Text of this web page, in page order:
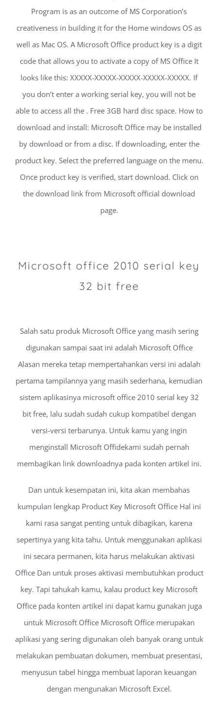
Program is as an outcome of MS Corporation’s
creativeness in building it for the Home windows OS as
well as Mac OS. A Microsoft Office product key is a digit
code that allows you to activate a copy of MS Office It
looks like this: XXXXX-XXXXX-XXXXX-XXXXX-XXXXX. If
you don’t enter a working serial key, you will not be
able to access all the . Free 3GB hard disc space. How to
download and install: Microsoft Office may be installed
by download or from a disc. If downloading, enter the
product key. Select the preferred language on the menu.
Once product key is verified, start download. Click on
the download link from Microsoft official download
page.
Microsoft office 2010 serial key
32 bit free
Salah satu produk Microsoft Office yang masih sering
digunakan sampai saat ini adalah Microsoft Office
Alasan mereka tetap mempertahankan versi ini adalah
pertama tampilannya yang masih sederhana, kemudian
sistem aplikasinya microsoft office 2010 serial key 32
bit free, lalu sudah sudah cukup kompatibel dengan
versi-versi terbarunya. Untuk kamu yang ingin
menginstall Microsoft Offidekami sudah pernah
membagikan link downloadnya pada konten artikel ini.
Dan untuk kesempatan ini, kita akan membahas
kumpulan lengkap Product Key Microsoft Office Hal ini
kami rasa sangat penting untuk dibagikan, karena
sepertinya yang kita tahu. Untuk menggunakan aplikasi
ini secara permanen, kita harus melakukan aktivasi
Office Dan untuk proses aktivasi membutuhkan product
key. Tapi tahukah kamu, kalau product key Microsoft
Office pada konten artikel ini dapat kamu gunakan juga
untuk Microsoft Office Microsoft Office merupakan
aplikasi yang sering digunakan oleh banyak orang untuk
melakukan pembuatan dokumen, membuat presentasi,
menyusun tabel hingga membuat laporan keuangan
dengan mengunakan Microsoft Excel.